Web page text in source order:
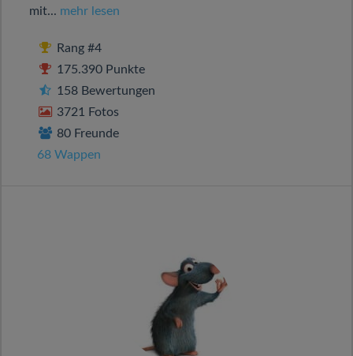
mit... mehr lesen
Rang #4
175.390 Punkte
158 Bewertungen
3721 Fotos
80 Freunde
68 Wappen